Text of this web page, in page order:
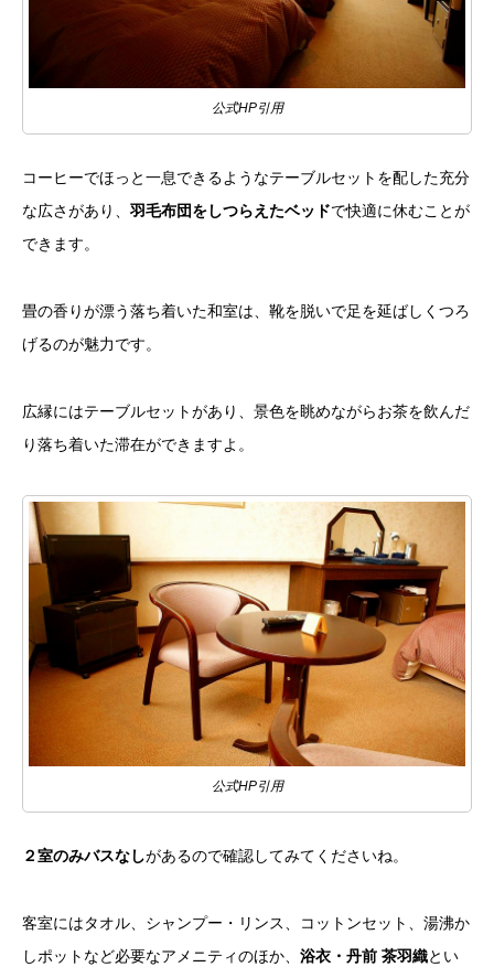
公式HP引用
コーヒーでほっと一息できるようなテーブルセットを配した充分
な広さがあり、 羽毛布団をしつらえたベッドで快適に休むことが
できます。
畳の香りが漂う落ち着いた和室は、靴を脱いで足を延ばしくつろ
げるのが魅力です。
広縁にはテーブルセットがあり、景色を眺めながらお茶を飲んだ
り落ち着いた滞在ができますよ。
公式HP引用
２室のみバスなしがあるので確認してみてくださいね。
客室にはタオル、シャンプー・リンス、コットンセット、湯沸か
しポットなど必要なアメニティのほか、 浴衣・丹前 茶羽織とい